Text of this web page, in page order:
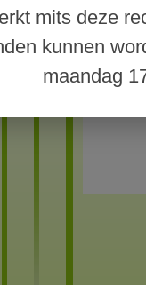
mits deze
kunnen
maandag